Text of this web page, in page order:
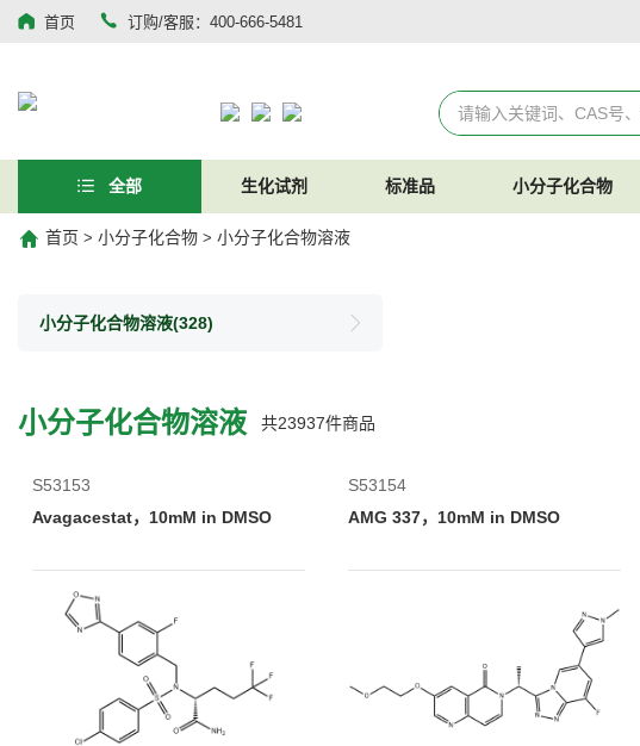
首页 订购/客服：400-666-5481
全部 生化试剂 标准品 小分子化合物
首页 > 小分子化合物 > 小分子化合物溶液
小分子化合物溶液(328)
小分子化合物溶液 共23937件商品
S53153
Avagacestat，10mM in DMSO
S53154
AMG 337，10mM in DMSO